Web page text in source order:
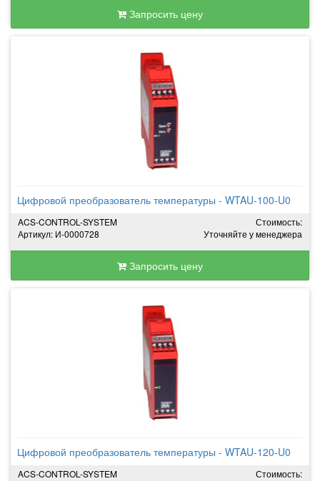
Запросить цену
Цифровой преобразователь температуры - WTAU-100-U0
ACS-CONTROL-SYSTEM
Артикул: И-0000728
Стоимость:
Уточняйте у менеджера
Запросить цену
Цифровой преобразователь температуры - WTAU-120-U0
ACS-CONTROL-SYSTEM
Стоимость: